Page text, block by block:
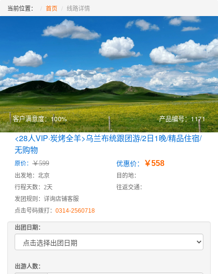
当前位置： 首页 线路详情
客户满意度：100% 产品编号：1171
<28人VIP·炭烤全羊>乌兰布统跟团游/2日1晚/精品住宿/
无购物
原价： ￥599 优惠价： ￥558
出发地：北京
目的地：
行程天数：2天
往返交通：
发团规则：详询店铺客服
点击号码拨打： 0314-2560718
出团日期：
出游人数：